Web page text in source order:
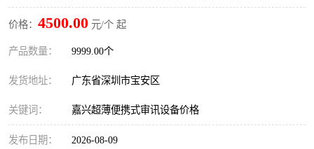
价格： 4500.00 元/个 起
产品数量： 9999.00个
发货地址： 广东省深圳市宝安区
关键词： 嘉兴超薄便携式审讯设备价格
发布日期： 2026-08-09